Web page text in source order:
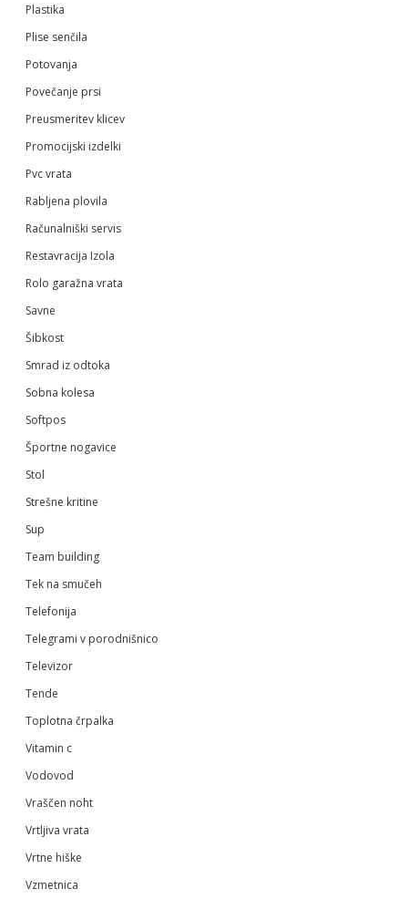
Plastika
Plise senčila
Potovanja
Povečanje prsi
Preusmeritev klicev
Promocijski izdelki
Pvc vrata
Rabljena plovila
Računalniški servis
Restavracija Izola
Rolo garažna vrata
Savne
Šibkost
Smrad iz odtoka
Sobna kolesa
Softpos
Športne nogavice
Stol
Strešne kritine
Sup
Team building
Tek na smučeh
Telefonija
Telegrami v porodnišnico
Televizor
Tende
Toplotna črpalka
Vitamin c
Vodovod
Vraščen noht
Vrtljiva vrata
Vrtne hiške
Vzmetnica